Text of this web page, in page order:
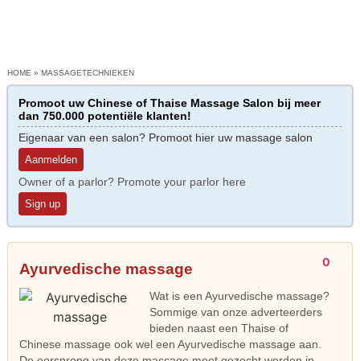
HOME » MASSAGETECHNIEKEN
Promoot uw Chinese of Thaise Massage Salon bij meer
dan 750.000 potentiële klanten!
Eigenaar van een salon? Promoot hier uw massage salon
Aanmelden
Owner of a parlor? Promote your parlor here
Sign up
Ayurvedische massage 0
Wat is een Ayurvedische massage?
Sommige van onze adverteerders
bieden naast een Thaise of
Chinese massage ook wel een Ayurvedische massage aan.